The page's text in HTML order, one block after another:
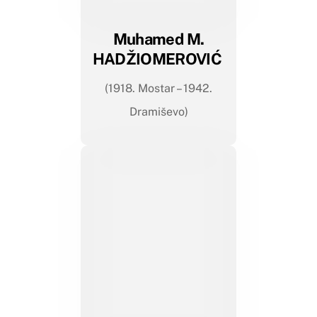
Muhamed M.
HADŽIOMEROVIĆ
(1918. Mostar – 1942.
Dramiševo)